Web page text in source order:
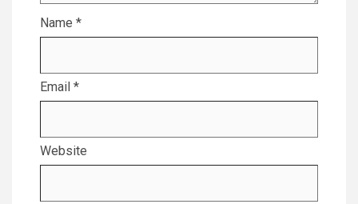
Name *
Email *
Website